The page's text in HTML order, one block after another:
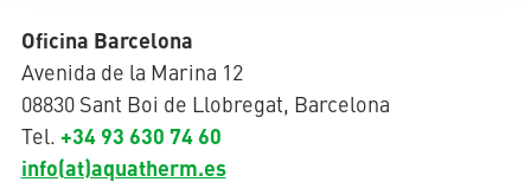
Oficina Barcelona
Avenida de la Marina 12
08830 Sant Boi de Llobregat, Barcelona
Tel. +34 93 630 74 60
info(at)aquatherm.es